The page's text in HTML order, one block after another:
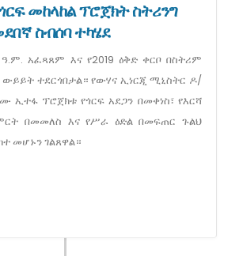
መከላከል ፕሮጀክት ስትሪንግ
ስብሰባ ተካሄደ
ዓ.ም. አፈጻጸም እና የ2019 ዕቅድ ቀርቦ በስትሪም
ተደርጎበታል። የውሃና ኢነርጂ ሚኒስትር ዶ/
ኢተፋ ፕሮጀክቱ የጎርፍ አደጋን በመቀነስ፣ የእርሻ
በመመለስ እና የሥራ ዕድል በመፍጠር ጉልህ
መሆኑን ገልጸዋል።